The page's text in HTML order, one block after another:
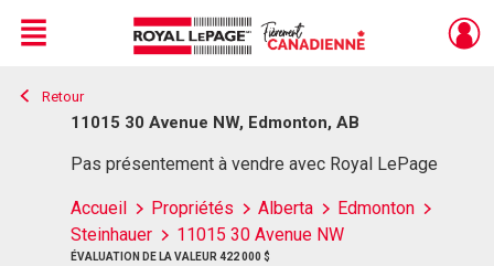
Live
En Direct
Menu
Retour
11015 30 Avenue NW, Edmonton, AB
Pas présentement à vendre avec Royal LePage
Accueil Propriétés Alberta
Edmonton
Steinhauer
11015 30 Avenue NW
ÉVALUATION DE LA VALEUR 422 000 $